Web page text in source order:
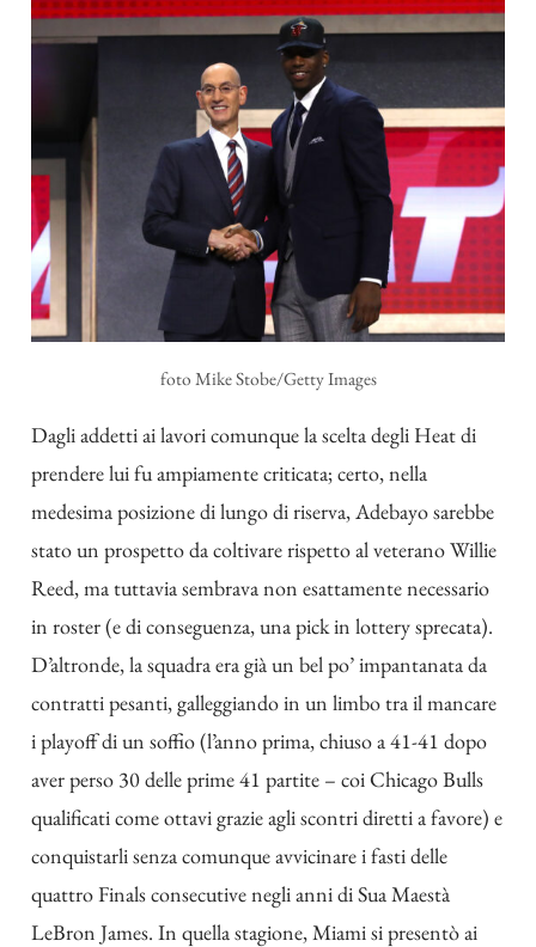
foto Mike Stobe/Getty Images
Dagli addetti ai lavori comunque la scelta degli Heat di
prendere lui fu ampiamente criticata; certo, nella
medesima posizione di lungo di riserva, Adebayo sarebbe
stato un prospetto da coltivare rispetto al veterano Willie
Reed, ma tuttavia sembrava non esattamente necessario
in roster (e di conseguenza, una pick in lottery sprecata).
D’altronde, la squadra era giàun bel po’ impantanata da
contratti pesanti, galleggiando in un limbo tra il mancare
i playoff di un soffio (l’anno prima, chiuso a 41-41 dopo
aver perso 30 delle prime 41 partite – coi Chicago Bulls
qualificati come ottavi grazie agli scontri diretti a favore) e
conquistarli senza comunque avvicinare i fasti delle
quattro Finals consecutive negli anni di Sua Maestà
LeBron James. In quella stagione, Miami si presentò ai